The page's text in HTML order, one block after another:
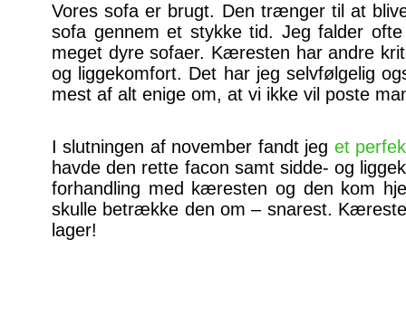
Vores sofa er brugt. Den trænger til at
sofa gennem et stykke tid. Jeg falder
meget dyre sofaer. Kæresten har andre
og liggekomfort. Det har jeg selvfølgelig
mest af alt enige om, at vi ikke vil poste
I slutningen af november fandt jeg et
havde den rette facon samt sidde- og
forhandling med kæresten og den kom
skulle betrække den om – snarest.
lager!